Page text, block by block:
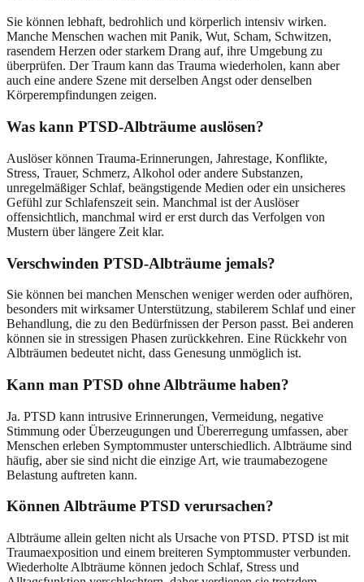
Sie können lebhaft, bedrohlich und körperlich intensiv wirken.
Manche Menschen wachen mit Panik, Wut, Scham, Schwitzen,
rasendem Herzen oder starkem Drang auf, ihre Umgebung zu
überprüfen. Der Traum kann das Trauma wiederholen, kann aber
auch eine andere Szene mit derselben Angst oder denselben
Körperempfindungen zeigen.
Was kann PTSD-Albträume auslösen?
Auslöser können Trauma-Erinnerungen, Jahrestage, Konflikte,
Stress, Trauer, Schmerz, Alkohol oder andere Substanzen,
unregelmäßiger Schlaf, beängstigende Medien oder ein unsicheres
Gefühl zur Schlafenszeit sein. Manchmal ist der Auslöser
offensichtlich, manchmal wird er erst durch das Verfolgen von
Mustern über längere Zeit klar.
Verschwinden PTSD-Albträume jemals?
Sie können bei manchen Menschen weniger werden oder aufhören,
besonders mit wirksamer Unterstützung, stabilerem Schlaf und einer
Behandlung, die zu den Bedürfnissen der Person passt. Bei anderen
können sie in stressigen Phasen zurückkehren. Eine Rückkehr von
Albträumen bedeutet nicht, dass Genesung unmöglich ist.
Kann man PTSD ohne Albträume haben?
Ja. PTSD kann intrusive Erinnerungen, Vermeidung, negative
Stimmung oder Überzeugungen und Übererregung umfassen, aber
Menschen erleben Symptommuster unterschiedlich. Albträume sind
häufig, aber sie sind nicht die einzige Art, wie traumabezogene
Belastung auftreten kann.
Können Albträume PTSD verursachen?
Albträume allein gelten nicht als Ursache von PTSD. PTSD ist mit
Traumaexposition und einem breiteren Symptommuster verbunden.
Wiederholte Albträume können jedoch Schlaf, Stress und